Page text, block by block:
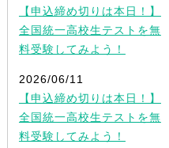
【申込締め切りは本日！】
全国統一高校生テストを無
料受験してみよう！
2026/06/11
【申込締め切りは本日！】
全国統一高校生テストを無
料受験してみよう！